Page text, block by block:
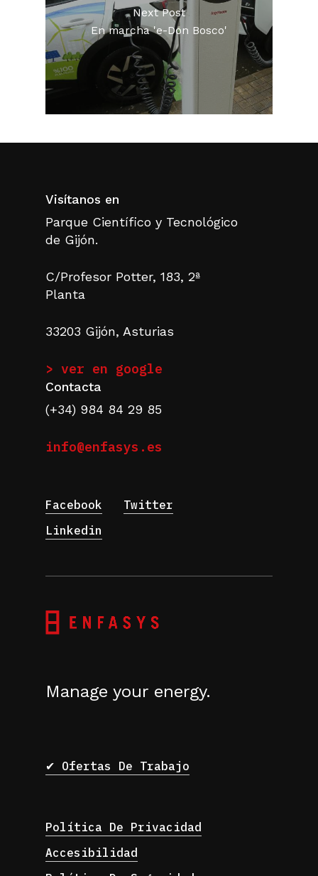
Next Post
En marcha 'e-Don Bosco'
Visítanos en
Parque Científico y Tecnológico
de Gijón.
C/Profesor Potter, 183, 2ª
Planta
33203 Gijón, Asturias
> ver en google
Contacta
(+34) 984 84 29 85
info@enfasys.es
Facebook
Twitter
Linkedin
Manage your energy.
✔ Ofertas De Trabajo
Política De Privacidad
Accesibilidad